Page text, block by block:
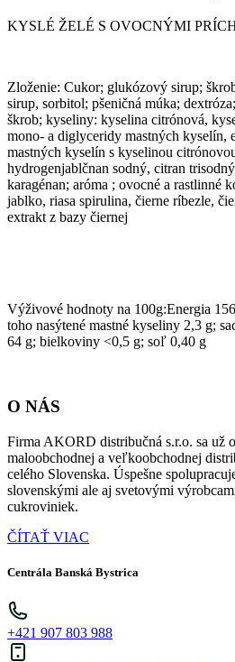
KYSLÉ ŽELÉ S OVOCNÝMI
Zloženie: Cukor; glukózový sirup;
sirup, sorbitol; pšeničná múka;
škrob; kyseliny: kyselina citrónová,
mono- a diglyceridy mastných kyselín,
mastných kyselín s kyselinou
hydrogenjablčnan sodný, citran
karagénan; aróma ; ovocné a rastlinné
jablko, riasa spirulina, čierne ríbezle,
extrakt z bazy čiernej
Výživové hodnoty na 100g:Energia
toho nasýtené mastné kyseliny 2,3 g;
64 g; bielkoviny <0,5 g; soľ 0,40 g
O NÁS
Firma AKORD distribučná s.r.o. sa už
maloobchodnej a veľkoobchodnej
celého Slovenska. Úspešne
slovenskými ale aj svetovými
cukroviniek.
ČÍTAŤ VIAC
Centrála Banská Bystrica
+421 907 803 988